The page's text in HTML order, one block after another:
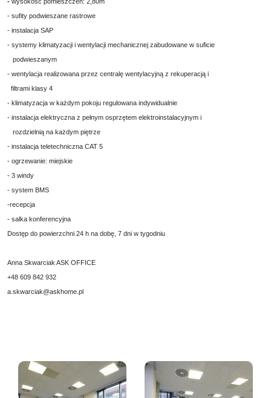
- sufity podwieszane rastrowe
- instalacja SAP
- systemy klimatyzacji i wentylacji mechanicznej zabudowane w suficie
podwieszanym
- wentylacja realizowana przez centralę wentylacyjną z rekuperacją i
filtrami klasy 4
- klimatyzacja w każdym pokoju regulowana indywidualnie
- instalacja elektryczna z pełnym osprzętem elektroinstalacyjnym i
rozdzielnią na każdym piętrze
- instalacja teletechniczna CAT 5
- ogrzewanie: miejskie
- 3 windy
- system BMS
-recepcja
- salka konferencyjna
Dostęp do powierzchni 24 h na dobę, 7 dni w tygodniu
Anna Skwarciak ASK OFFICE
+48 609 842 932
a.skwarciak@askhome.pl